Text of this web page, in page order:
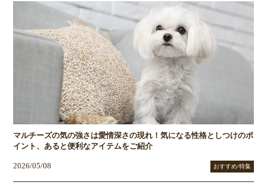
マルチーズの気の強さは愛情深さの現れ！気になる性格としつけのポ
イント、あると便利なアイテムをご紹介
2026/05/08 おすすめ/特集